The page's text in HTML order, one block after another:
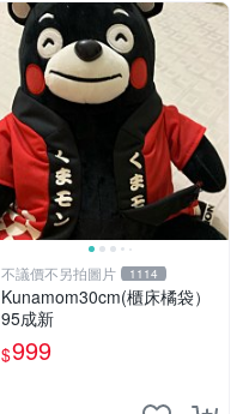
不議價不另拍圖片 1114
Kunamom30cm(櫃床橘袋）
95成新
$999